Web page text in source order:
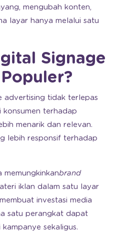
mengubah konten,
layar hanya melalui satu
Signage
advertising tidak terlepas
konsumen terhadap
menarik dan relevan.
lebih responsif terhadap
memungkinkanbrand
iklan dalam satu layar
investasi media
satu perangkat dapat
sekaligus.